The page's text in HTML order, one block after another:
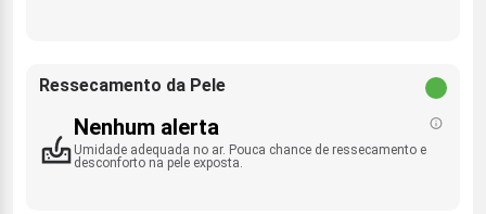
Ressecamento da Pele
Nenhum alerta
Umidade adequada no ar. Pouca chance de ressecamento e
desconforto na pele exposta.